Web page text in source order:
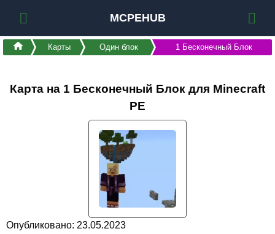
MCPEHUB
Карты Один блок 1 Бесконечный Блок
Карта на 1 Бесконечный Блок для Minecraft
PE
Опубликовано: 23.05.2023